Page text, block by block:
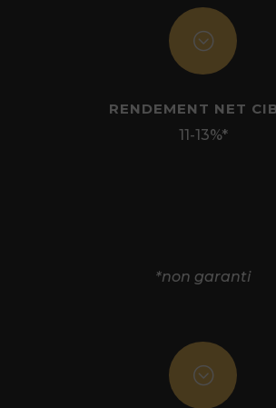
;
RENDEMENT NET
11-13%*
*non garanti
;